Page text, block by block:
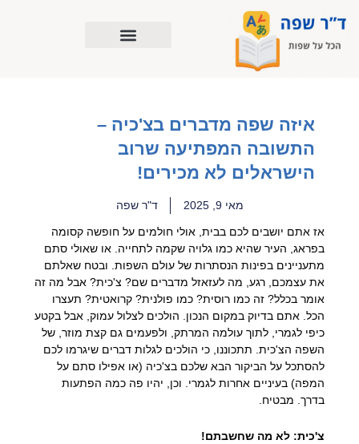
לתוכן
איזה שפה מדברים בצ'כיה –
התשובה המפתיעה שרוב
הישראלים לא מכירים!
מאי 9, 2025 ד"ר שפה
אז אתם יושבים לכם בבית, אולי חולמים על חופשה קסומה
בפראג, העיר שהיא כמו גלויה שקמה לתחייה. או שאולי סתם
מתעניינים בפינות הנסתרות של עולם השפות. ובטח שאלתם
את עצמכם, רגע, מה לעזאזל מדברים שם? צ'כית? אבל מה זה
אומר בכלל? זה כמו רוסית? כמו פולנית? קרואטית? תעצרו
הכל. אתם בדיוק במקום הנכון. הולכים לצלול עמוק, אבל בקטע
כיפי לגמרי, לתוך עולמה המרתק, ולפעמים גם קצת מוזר, של
השפה הצ'כית. תתכוננו, כי הולכים לגלות דברים שיגרמו לכם
להסתכל על הביקור הבא שלכם בצ'כיה (או אפילו סתם על
המפה) בעיניים אחרות לגמרי. וכן, יהיו פה כמה הפתעות
בדרך. מבטיח.
צ'כית: לא מה שחשבתם!